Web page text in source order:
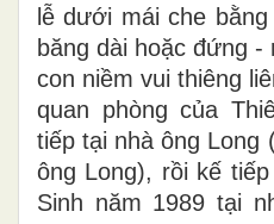
lễ dưới mái che bằng
băng dài hoặc đứng -
con niềm vui thiêng
quan phòng của
tiếp tại nhà ông Long
ông Long), rồi kế tiếp
Sinh năm 1989 tại